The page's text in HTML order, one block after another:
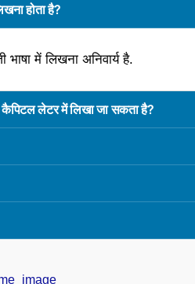
होता है?
में लिखना अनिवार्य है.
लेटर में लिखा जा सकता है?